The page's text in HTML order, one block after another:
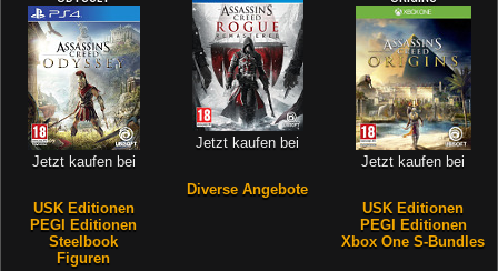
Jetzt kaufen bei
USK Editionen
PEGI Editionen
Steelbook
Figuren
Jetzt kaufen bei
Diverse Angebote
Jetzt kaufen bei
USK Editionen
PEGI Editionen
Xbox One S-Bundles